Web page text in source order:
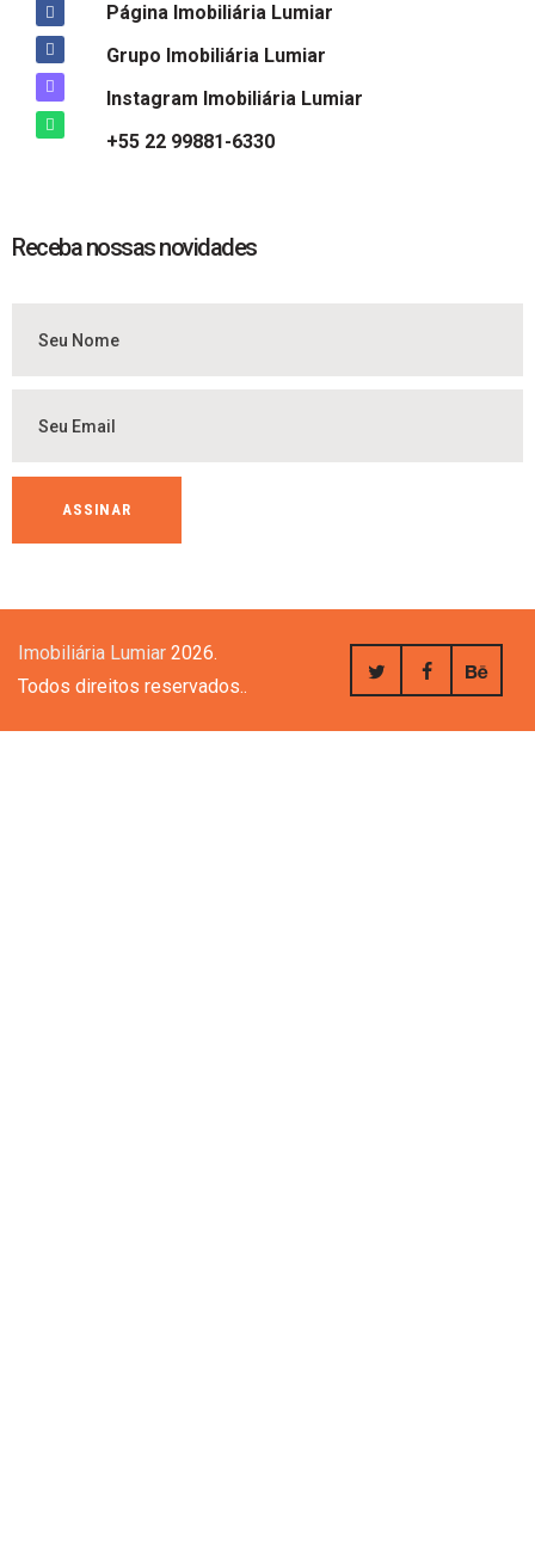
Página Imobiliária Lumiar
Grupo Imobiliária Lumiar
Instagram Imobiliária Lumiar
+55 22 99881-6330
Receba nossas novidades
Imobiliária Lumiar 2026.
Todos direitos reservados..